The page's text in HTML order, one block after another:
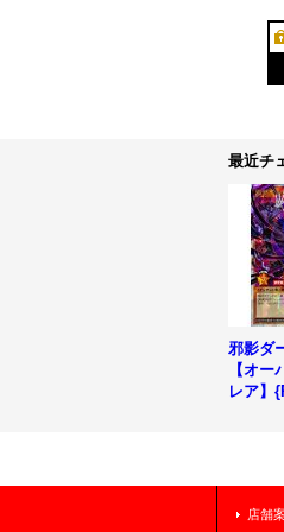
最近チ
邪影ダ
【オー
レア】
店舗